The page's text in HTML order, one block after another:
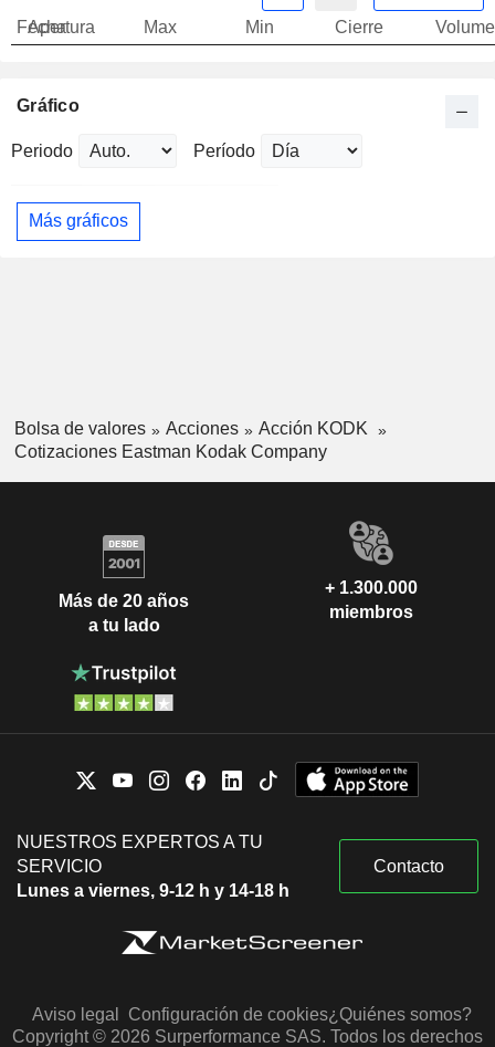
Fecha
Apertura Max Min Cierre
Gráfico
Periodo Período
Más gráficos
Bolsa de valores Acciones
Acción KODK
Cotizaciones Eastman Kodak Company
Más de 20 años
a tu lado
+ 1.300.000
miembros
NUESTROS EXPERTOS A TU
SERVICIO
Lunes a viernes, 9-12 h y 14-18 h
Contacto
Aviso legal Configuración de cookies¿Quiénes somos?
Copyright © 2026 Surperformance SAS. Todos los derechos